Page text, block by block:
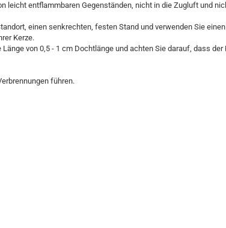
leicht entflammbaren Gegenständen, nicht in die Zugluft und
einen senkrechten, festen Stand und verwenden Sie
Kerze.
von 0,5 - 1 cm Dochtlänge und achten Sie darauf, dass der
führen.